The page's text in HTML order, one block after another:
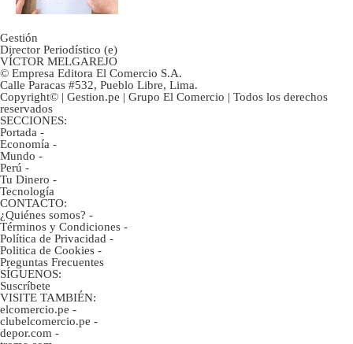
Gestión
Director Periodístico (e)
VÍCTOR MELGAREJO
© Empresa Editora El Comercio S.A.
Calle Paracas #532, Pueblo Libre, Lima.
Copyright© | Gestion.pe | Grupo El Comercio | Todos los derechos
reservados
SECCIONES:
Portada -
Economía -
Mundo -
Perú -
Tu Dinero -
Tecnología
CONTACTO:
¿Quiénes somos? -
Términos y Condiciones -
Política de Privacidad -
Politica de Cookies -
Preguntas Frecuentes
SÍGUENOS:
Suscríbete
VISITE TAMBIÉN:
elcomercio.pe -
clubelcomercio.pe -
depor.com -